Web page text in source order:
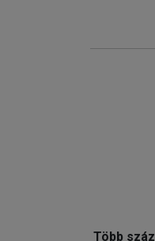
Több száz